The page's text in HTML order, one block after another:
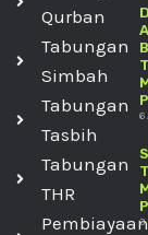
Qurban
Tabungan
Simbah
Tabungan
Tasbih
Tabungan
THR
Pembiayaan
6
3